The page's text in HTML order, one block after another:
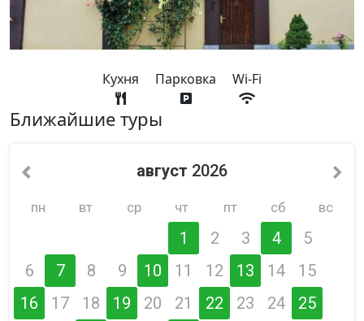
Кухня Парковка Wi-Fi
Ближайшие туры
август 2026
пн вт ср чт пт сб вс
1 2 3 4
5
6
7 8 9 10 11 12 13 14
15
16
17 18 19 20 21 22 23 24
25